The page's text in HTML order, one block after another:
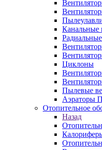
Канальные
Циклоны
Пылевые
Аэраторы
Отопительное
Назад